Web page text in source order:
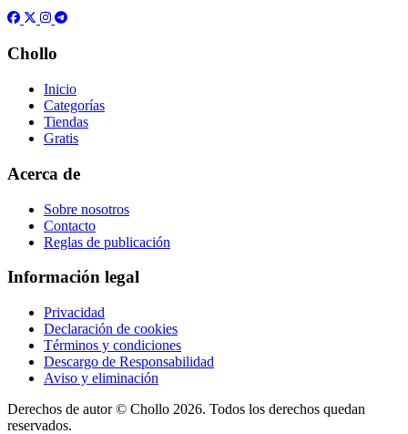
Chollo
Inicio
Categorías
Tiendas
Gratis
Acerca de
Sobre nosotros
Contacto
Reglas de publicación
Información legal
Privacidad
Declaración de cookies
Términos y condiciones
Descargo de Responsabilidad
Aviso y eliminación
Derechos de autor © Chollo 2026. Todos los derechos quedan
reservados.